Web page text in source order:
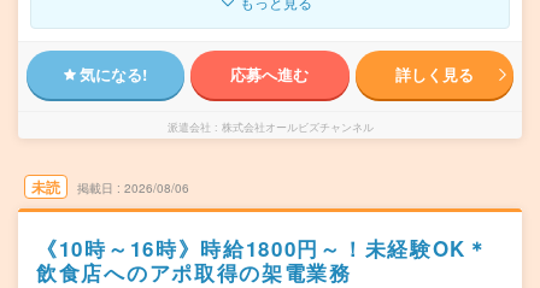
気になる! 応募へ進む 詳しく見る
派遣会社 株式会社オールビズチャンネル
未読 掲載日 2026/08/06
《10時～16時》時給1800円～！未経験OK＊
飲食店へのアポ取得の架電業務